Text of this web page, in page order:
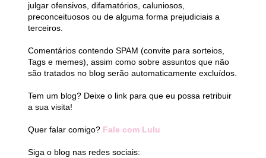
julgar ofensivos, difamatórios, caluniosos,
preconceituosos ou de alguma forma prejudiciais a
terceiros.
Comentários contendo SPAM (convite para sorteios,
Tags e memes), assim como sobre assuntos que não
são tratados no blog serão automaticamente excluídos.
Tem um blog? Deixe o link para que eu possa retribuir
a sua visita!
Quer falar comigo? Fale com Lulu
Siga o blog nas redes sociais: